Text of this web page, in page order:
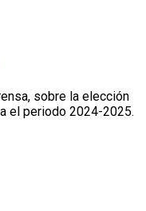
sobre la elección
el periodo 2024-2025.